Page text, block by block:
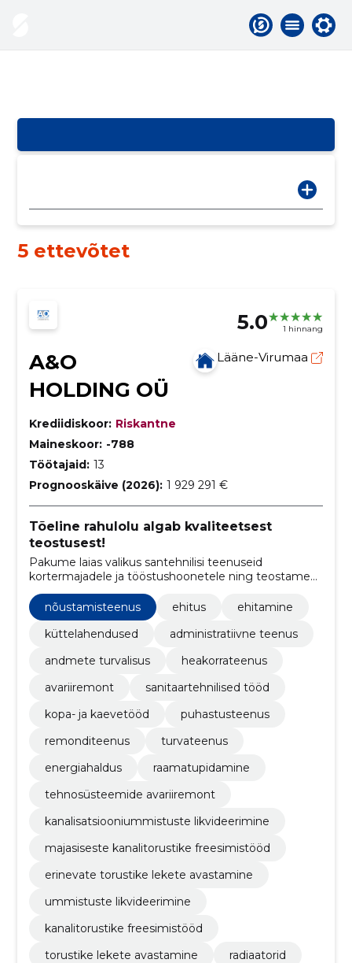
5 ettevõtet
5.0 1 hinnang
A&O
HOLDING OÜ
Lääne-Virumaa
Krediidiskoor: Riskantne
Maineskoor: -788
Töötajaid: 13
Prognooskäive (2026): 1 929 291 €
Tõeline rahulolu algab kvaliteetsest
teostusest!
Pakume laias valikus santehnilisi teenuseid
kortermajadele ja tööstushoonetele ning teostame
vee-, kanalisatsiooni- ja küttesüsteemide
täislahendusi.
nõustamisteenus ehitus
ehitamine
küttelahendused
administratiivne teenus
andmete turvalisus
heakorrateenus
avariiremont
sanitaartehnilised tööd
kopa- ja kaevetööd
puhastusteenus
remonditeenus
turvateenus
energiahaldus
raamatupidamine
tehnosüsteemide avariiremont
kanalisatsiooniummistuste likvideerimine
majasiseste kanalitorustike freesimistööd
erinevate torustike lekete avastamine
ummistuste likvideerimine
kanalitorustike freesimistööd
torustike lekete avastamine
radiaatorid